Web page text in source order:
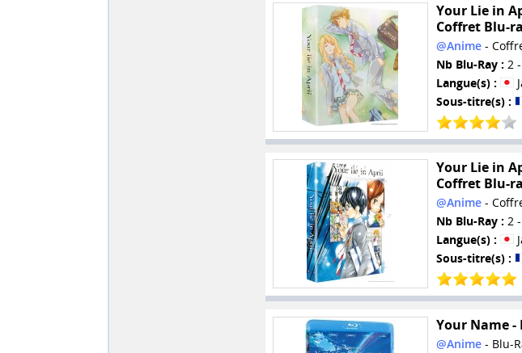
Your Lie in
Coffret Blu-
@Anime-
Nb Blu-Ray : 2 -
Langue(s) :
Sous-titre(s) :
Your Lie in
Coffret Blu-
@Anime-
Nb Blu-Ray : 2 -
Langue(s) :
Sous-titre(s) :
Your Name -
@Anime- Blu-